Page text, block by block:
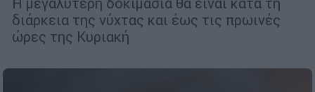
διάρκεια της νύχτας και έως τις πρωινές
ώρες της Κυριακή